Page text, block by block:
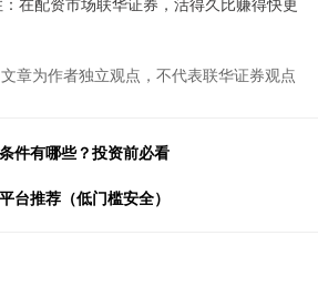
文章为作者独立观点，不代表联华证券观点
件有哪些？投资前必看
台推荐（低门槛安全）